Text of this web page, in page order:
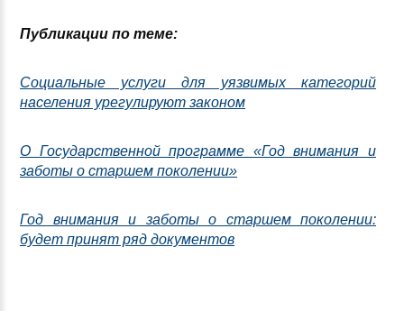
Публикации по теме:
Социальные услуги для уязвимых категорий
населения урегулируют законом
О Государственной программе «Год внимания и
заботы о старшем поколении»
Год внимания и заботы о старшем поколении:
будет принят ряд документов